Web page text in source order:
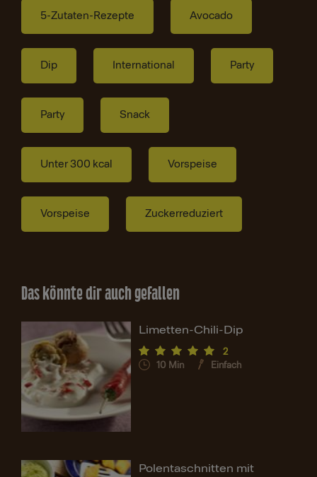
5-Zutaten-Rezepte Avocado
Dip International Party
Party Snack
Unter 300 kcal Vorspeise
Vorspeise Zuckerreduziert
Das könnte dir auch gefallen
Limetten-Chili-Dip
2
10 Min Einfach
Polentaschnitten mit